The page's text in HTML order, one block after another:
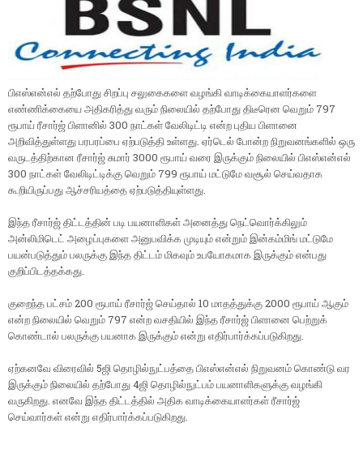
பிஎஸ்என்எல் தற்போது சிறப்பு சலுகைகளை வழங்கி வாடிக்கையாளர்களை
எண்ணிக்கையை அதிகரித்து வரும் நிலையில் தற்போது திடீரென வெறும் 797
ரூபாய் ரீசார்ஜ் பிளானில் 300 நாட்கள் வேலிடிட்டி என்ற புதிய பிளானை
அறிவித்துள்ளது பரபரப்பை ஏற்படுத்தி உள்ளது. ஏர்டெல் போன்ற நிறுவனங்களில் ஒரு
வருடத்திற்கான ரீசார்ஜ் சுமார் 3000 ரூபாய் வரை இருக்கும் நிலையில் பிஎஸ்என்எல்
300 நாட்கள் வேலிடிட்டிக்கு வெறும் 799 ரூபாய் மட்டுமே வசூல் செய்வதாக
கூறியிருப்பது ஆச்சரியத்தை ஏற்படுத்தியுள்ளது.
இந்த ரீசார்ஜ் திட்டத்தின் படி பயனாளிகள் அனைத்து நெட்வொர்க்கிலும்
அன்லிமிடெட் அழைப்புகளை அனுபவிக்க முடியும் என்றும் இன்கம்மிங் மட்டுமே
பயன்படுத்தும் பலருக்கு இந்த திட்டம் மிகவும் உபயோகமாக இருக்கும் என்பது
குறிப்பிடத்தக்கது.
குறைந்த பட்சம் 200 ரூபாய் ரீசார்ஜ் செய்தால் 10 மாதத்துக்கு 2000 ரூபாய் ஆகும்
என்ற நிலையில் வெறும் 797 என்ற வசதியில் இந்த ரீசார்ஜ் பிளானை பெற்றுக்
கொண்டால் பலருக்கு பயனாக இருக்கும் என்று எதிர்பார்க்கப்படுகிறது.
ஏற்கனவே விரைவில் 5ஜி தொழில்நுட்பத்தை பிஎஸ்என்எல் நிறுவனம் கொண்டு வர
இருக்கும் நிலையில் தற்போது 4ஜி தொழில்நுட்பம் பயனாளிகளுக்கு வழங்கி
வருகிறது. எனவே இந்த திட்டத்தில் அதிக வாடிக்கையாளர்கள் ரீசார்ஜ்
செய்வார்கள் என்று எதிர்பார்க்கப்படுகிறது.